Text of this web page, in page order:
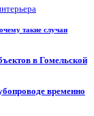
такие случаи
в Гомельской
временно